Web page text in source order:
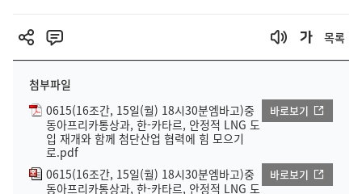
목록
첨부파일
0615(16조간, 15일(월) 18시30분엠바고)중
동아프리카통상과, 한-카타르, 안정적 LNG 도
입 재개와 함께 첨단산업 협력에 힘 모으기
로.pdf
바로보기
0615(16조간, 15일(월) 18시30분엠바고)중
동아프리카통상과, 한-카타르, 안정적 LNG 도
바로보기